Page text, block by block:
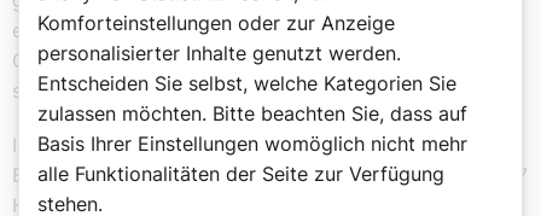
es Andachtsfotos gab. Sie hätte mit diesen Bildchen
Geld für ihre bitterarme Familie verdienen können, aber
sie hat das abgelehnt.“
In ihrem Buch „Von Bischofsstab bis Besenstiel“ schaut
Bernadette Spitzer mit frischem Blick auf insgesamt 367
Heilige und bläst so Staub von manch antiquiertem
Komforteinstellungen oder zur Anzeige
personalisierter Inhalte genutzt werden.
Entscheiden Sie selbst, welche Kategorien Sie
zulassen möchten. Bitte beachten Sie, dass auf
Basis Ihrer Einstellungen womöglich nicht mehr
alle Funktionalitäten der Seite zur Verfügung
stehen.